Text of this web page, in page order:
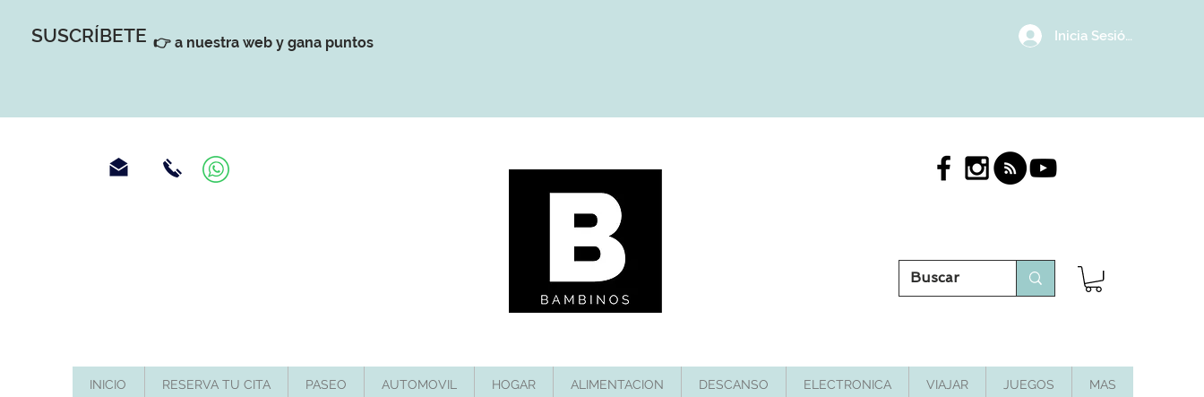
SUSCRÍBETE 👉 a nuestra web y gana puntos Inicia Sesión/
INICIO RESERVA TU CITA PASEO AUTOMOVIL HOGAR ALIMENTACION DESCANSO ELECTRONICA VIAJAR JUEGOS MAS